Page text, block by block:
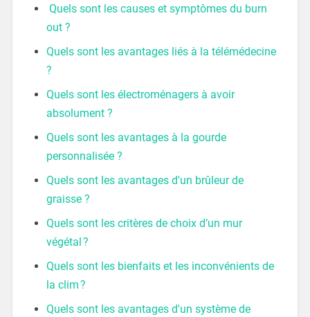
Quels sont les causes et symptômes du burn
out ?
Quels sont les avantages liés à la télémédecine
?
Quels sont les électroménagers à avoir
absolument ?
Quels sont les avantages à la gourde
personnalisée ?
Quels sont les avantages d'un brûleur de
graisse ?
Quels sont les critères de choix d’un mur
végétal ?
Quels sont les bienfaits et les inconvénients de
la clim ?
Quels sont les avantages d'un système de